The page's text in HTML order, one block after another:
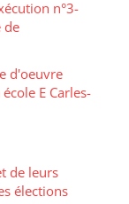
n°3-
de
d'oeuvre
E Carles-
de leurs
élections